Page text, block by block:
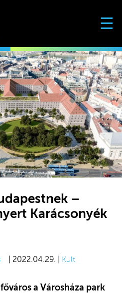
☰
–
Karácsonyék
| 2022.04.29. | Kult
a Városháza park